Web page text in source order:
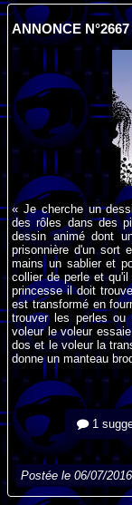
ANNONCE
« Je cherche un
des rôles dans des
dessin animé dont
prisonnière d'un sort
mains un sablier et
collier de perle et
princesse il doit
est transformé en
trouver les perles
voleur le voleur
dos et le voleur la
donne un manteau
1
Postée le 06/07/